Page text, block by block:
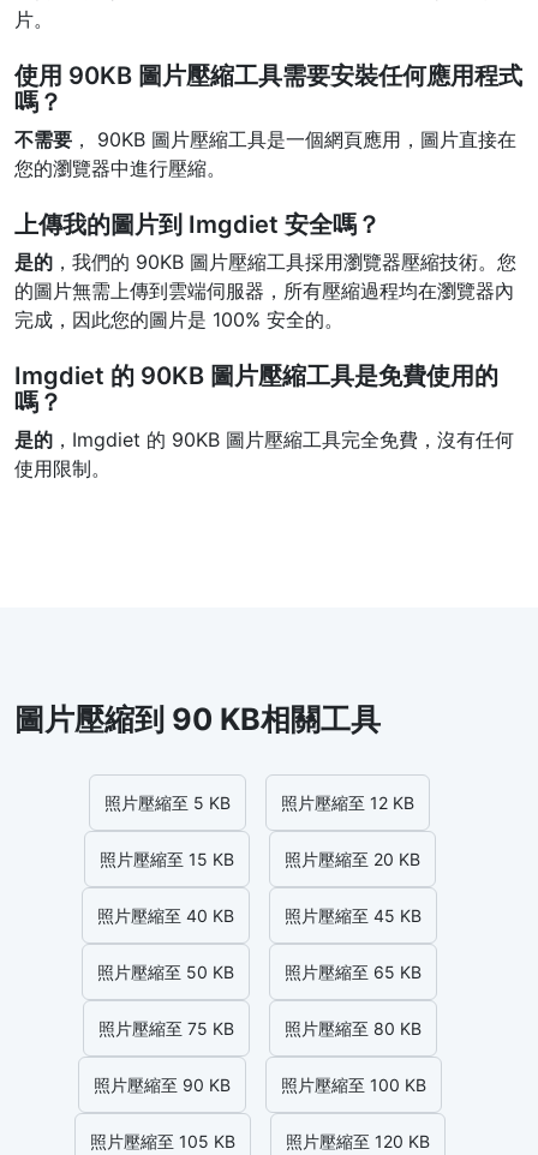
片。
使用 90KB 圖片壓縮工具需要安裝任何應用程式
嗎？
不需要 ， 90KB 圖片壓縮工具是一個網頁應用，圖片直接在
您的瀏覽器中進行壓縮。
上傳我的圖片到 Imgdiet 安全嗎？
是的 ，我們的 90KB 圖片壓縮工具採用瀏覽器壓縮技術。您
的圖片無需上傳到雲端伺服器，所有壓縮過程均在瀏覽器內
完成，因此您的圖片是 100% 安全的。
Imgdiet 的 90KB 圖片壓縮工具是免費使用的
嗎？
是的 ，Imgdiet 的 90KB 圖片壓縮工具完全免費，沒有任何
使用限制。
圖片壓縮到 90 KB相關工具
照片壓縮至 5 KB 照片壓縮至 12 KB
照片壓縮至 15 KB 照片壓縮至 20 KB
照片壓縮至 40 KB 照片壓縮至 45 KB
照片壓縮至 50 KB 照片壓縮至 65 KB
照片壓縮至 75 KB 照片壓縮至 80 KB
照片壓縮至 90 KB 照片壓縮至 100 KB
照片壓縮至 105 KB 照片壓縮至 120 KB